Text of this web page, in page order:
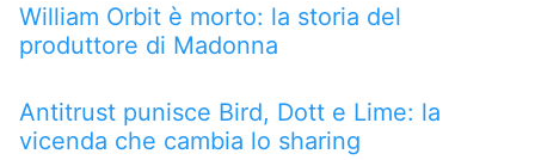
William Orbit è morto: la storia del
produttore di Madonna
Antitrust punisce Bird, Dott e Lime: la
vicenda che cambia lo sharing